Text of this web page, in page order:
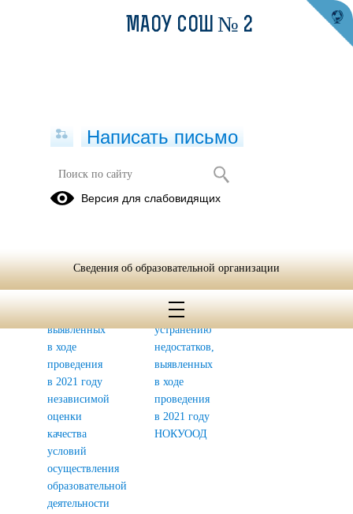
НЕЗАВИСИМАЯ ОЦЕНКА
КАЧЕСТВА УСЛОВИЙ -2021
выявленных
в ходе
проведения
в 2021 году
независимой
оценки
качества
условий
осуществления
образовательной
деятельности
устранению
недостатков,
выявленных
в ходе
проведения
в 2021 году
НОКУООД
МАОУ СОШ № 2
Написать письмо
Версия для слабовидящих
Сведения об образовательной организации